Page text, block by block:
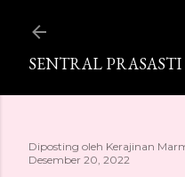
SENTRAL
Diposting oleh Kerajinan
Desember 20, 2022